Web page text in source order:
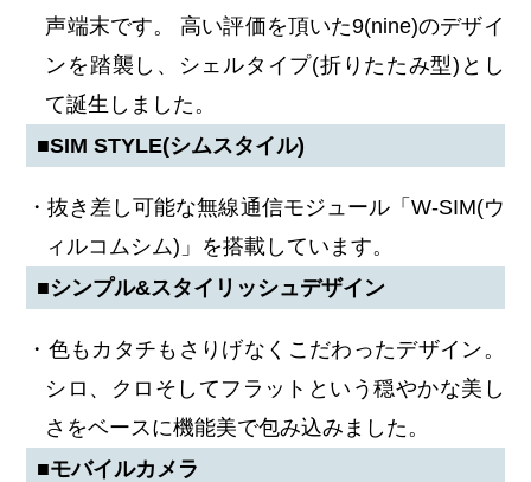
声端末です。 高い評価を頂いた9(nine)のデザイ
ンを踏襲し、シェルタイプ(折りたたみ型)とし
て誕生しました。
■SIM STYLE(シムスタイル)
・抜き差し可能な無線通信モジュール「W-SIM(ウ
ィルコムシム)」を搭載しています。
■シンプル&スタイリッシュデザイン
・色もカタチもさりげなくこだわったデザイン。
シロ、クロそしてフラットという穏やかな美し
さをベースに機能美で包み込みました。
■モバイルカメラ